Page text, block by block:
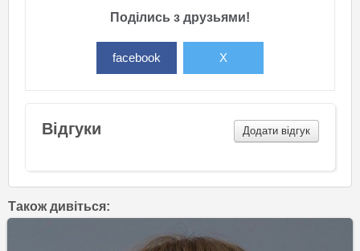
Поділись з друзьями!
facebook X
Відгуки Додати відгук
Також дивіться: